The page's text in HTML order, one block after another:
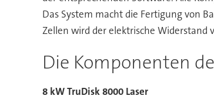
Das System macht die Fertigung von
Zellen wird der elektrische Widerstand
Die Komponenten
8 kW TruDisk 8000 Laser